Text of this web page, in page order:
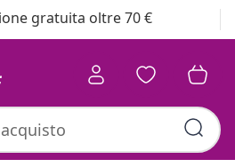
gratuita oltre 70 €